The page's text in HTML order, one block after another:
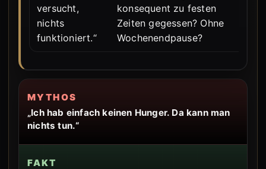
versucht,
nichts
funktioniert.“
konsequent zu festen
Zeiten gegessen? Ohne
Wochenendpause?
MYTHOS
„Ich hab einfach keinen Hunger. Da kann man
nichts tun.“
FAKT